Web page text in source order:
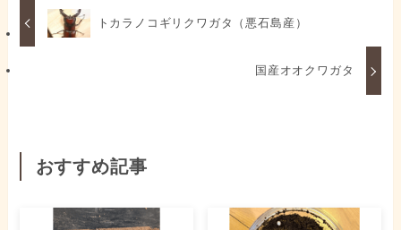
トカラノコギリクワガタ（悪石島産）
国産オオクワガタ
おすすめ記事